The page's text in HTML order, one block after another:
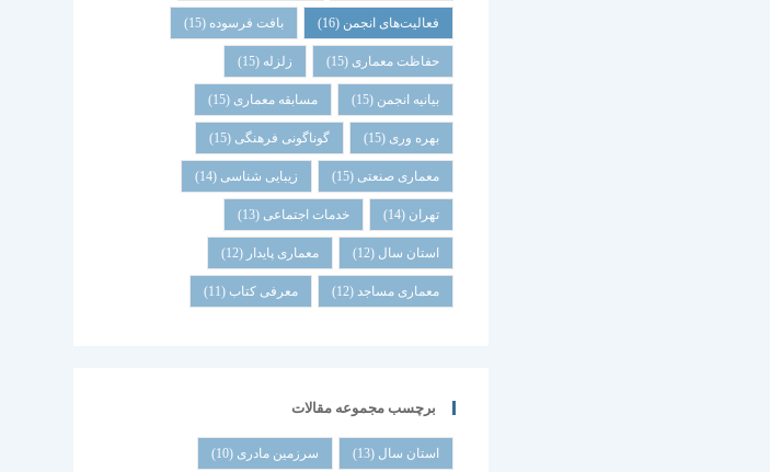
فعالیت‌های انجمن (16) بافت فرسوده (15)
حفاظت معماری (15) زلزله (15)
بیانیه انجمن (15) مسابقه معماری (15)
بهره وری (15) گوناگونی فرهنگی (15)
معماری صنعتی (15) زیبایی شناسی (14)
تهران (14) خدمات اجتماعی (13)
استان سال (12) معماری پایدار (12)
معماری مساجد(12) معرفی کتاب (11)
برچسب مجموعه مقالات
استان سال (13) سرزمین مادری (10)